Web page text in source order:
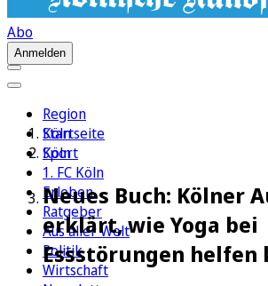
Abo
Anmelden
Region
Köln
Sport
1. FC Köln
Erleben
Ratgeber
Aus aller Welt
Politik
Wirtschaft
Startseite
Köln
Neues Buch: Kölner
erklärt, wie Yoga bei
Essstörungen helfen